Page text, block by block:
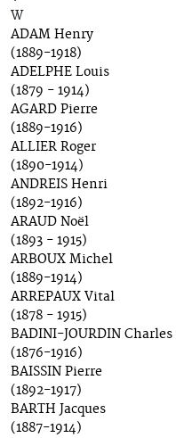
W
ADAM Henry
(1889-1918)
ADELPHE Louis
(1879 - 1914)
AGARD Pierre
(1889-1916)
ALLIER Roger
(1890-1914)
ANDREIS Henri
(1892-1916)
ARAUD Noël
(1893 - 1915)
ARBOUX Michel
(1889-1914)
ARREPAUX Vital
(1878 - 1915)
BADINI-JOURDIN Charles
(1876-1916)
BAISSIN Pierre
(1892-1917)
BARTH Jacques
(1887-1914)